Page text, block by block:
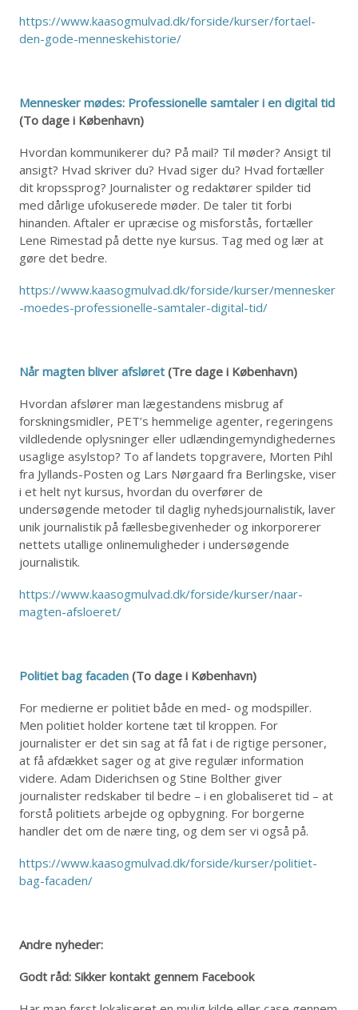
https://www.kaasogmulvad.dk/forside/kurser/fortael-
den-gode-menneskehistorie/
Mennesker mødes: Professionelle samtaler i en digital tid
(To dage i København)
Hvordan kommunikerer du? På mail? Til møder? Ansigt til
ansigt? Hvad skriver du? Hvad siger du? Hvad fortæller
dit kropssprog? Journalister og redaktører spilder tid
med dårlige ufokuserede møder. De taler tit forbi
hinanden. Aftaler er upræcise og misforstås, fortæller
Lene Rimestad på dette nye kursus. Tag med og lær at
gøre det bedre.
https://www.kaasogmulvad.dk/forside/kurser/mennesker
-moedes-professionelle-samtaler-digital-tid/
Når magten bliver afsløret (Tre dage i København)
Hvordan afslører man lægestandens misbrug af
forskningsmidler, PET’s hemmelige agenter, regeringens
vildledende oplysninger eller udlændingemyndighedernes
usaglige asylstop? To af landets topgravere, Morten Pihl
fra Jyllands-Posten og Lars Nørgaard fra Berlingske, viser
i et helt nyt kursus, hvordan du overfører de
undersøgende metoder til daglig nyhedsjournalistik, laver
unik journalistik på fællesbegivenheder og inkorporerer
nettets utallige onlinemuligheder i undersøgende
journalistik.
https://www.kaasogmulvad.dk/forside/kurser/naar-
magten-afsloeret/
Politiet bag facaden (To dage i København)
For medierne er politiet både en med- og modspiller.
Men politiet holder kortene tæt til kroppen. For
journalister er det sin sag at få fat i de rigtige personer,
at få afdækket sager og at give regulær information
videre. Adam Diderichsen og Stine Bolther giver
journalister redskaber til bedre – i en globaliseret tid – at
forstå politiets arbejde og opbygning. For borgerne
handler det om de nære ting, og dem ser vi også på.
https://www.kaasogmulvad.dk/forside/kurser/politiet-
bag-facaden/
Andre nyheder:
Godt råd: Sikker kontakt gennem Facebook